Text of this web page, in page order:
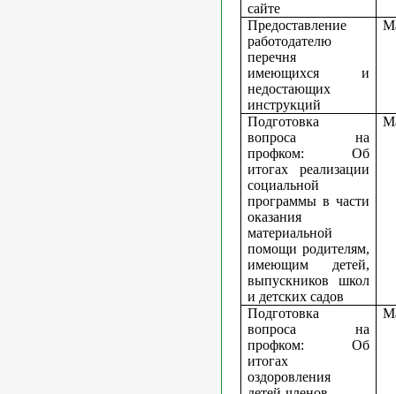
сайте
Предоставление
работодателю
перечня
имеющихся и
недостающих
инструкций
Подготовка
вопроса на
профком: Об
итогах реализации
социальной
программы в части
оказания
материальной
помощи родителям,
имеющим детей,
выпускников школ
и детских садов
Подготовка
вопроса на
профком: Об
итогах
оздоровления